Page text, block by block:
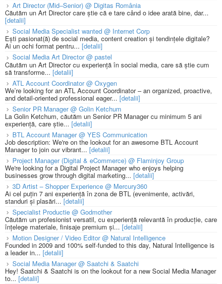
Art Director (Mid–Senior) @ Digitas România
Căutăm un Art Director care știe că e tare când o idee arată bine, dar...
[detalii]
Social Media Specialist wanted @ Internet Corp
Ești pasionat(ă) de social media, content creation și tendințele digitale?
Ai un ochi format pentru... [detalii]
Social Media Art Director @ pastel
Căutăm un Art Director cu experiență în social media, care să știe cum
să transforme... [detalii]
ATL Account Coordinator @ Oxygen
We’re looking for an ATL Account Coordinator – an organized, proactive,
and detail-oriented professional eager... [detalii]
Senior PR Manager @ Golin Ketchum
La Golin Ketchum, căutăm un Senior PR Manager cu minimum 5 ani
experiență, care știe... [detalii]
BTL Account Manager @ YES Communication
Job description: We're on the lookout for an awesome BTL Account
Manager to join our vibrant... [detalii]
Project Manager (Digital & eCommerce) @ Flaminjoy Group
We're looking for a Digital Project Manager who enjoys helping
businesses grow through digital marketing... [detalii]
3D Artist – Shopper Experience @ Mercury360
Ai cel puțin 7 ani experiență în zona de BTL (evenimente, activări,
standuri și plasări...[detalii]
Specialist Productie @ Godmother
Căutăm un profesionist versatil, cu experiență relevantă în producție, care
înțelege materiale, finisaje premium și... [detalii]
Motion Designer / Video Editor @ Natural Intelligence
Founded in 2009 and 100% self-funded to this day, Natural Intelligence is
a leader in... [detalii]
Social Media Manager @ Saatchi & Saatchi
Hey! Saatchi & Saatchi is on the lookout for a new Social Media Manager
to... [detalii]